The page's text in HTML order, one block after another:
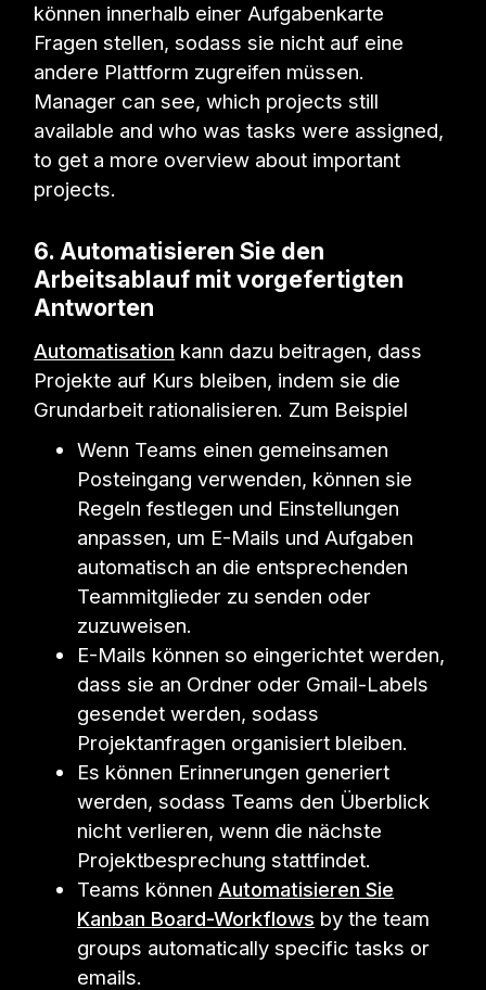
können innerhalb einer Aufgabenkarte
Fragen stellen, sodass sie nicht auf eine
andere Plattform zugreifen müssen.
Manager can see, which projects still
available and who was tasks were assigned,
to get a more overview about important
projects.
6. Automatisieren Sie den
Arbeitsablauf mit vorgefertigten
Antworten
Automatisation kann dazu beitragen, dass
Projekte auf Kurs bleiben, indem sie die
Grundarbeit rationalisieren. Zum Beispiel
Wenn Teams einen gemeinsamen
Posteingang verwenden, können sie
Regeln festlegen und Einstellungen
anpassen, um E-Mails und Aufgaben
automatisch an die entsprechenden
Teammitglieder zu senden oder
zuzuweisen.
E-Mails können so eingerichtet werden,
dass sie an Ordner oder Gmail-Labels
gesendet werden, sodass
Projektanfragen organisiert bleiben.
Es können Erinnerungen generiert
werden, sodass Teams den Überblick
nicht verlieren, wenn die nächste
Projektbesprechung stattfindet.
Teams können Automatisieren Sie
Kanban Board-Workflows by the team
groups automatically specific tasks or
emails.